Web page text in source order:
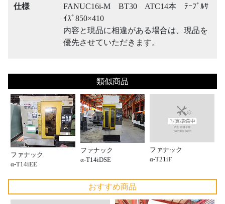
仕様
FANUC16i-M BT30 ATC14本 ﾃｰﾌﾞﾙｻ
ｲｽﾞ850×410
内容と現品に相違がある場合は、現品を
優先させていただきます。
類似商品
ファナック
α-T14iEE
ファナック
α-T14iDSE
ファナック
α-T21iF
おすすめ商品